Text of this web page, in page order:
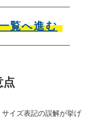
覧へ進む
点
イズ表記の誤解が挙げ